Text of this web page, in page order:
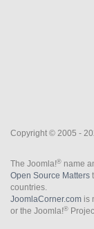
Copyright © 2005 -
The Joomla!® name
Open Source Matters
countries.
JoomlaCorner.com is
or the Joomla!®